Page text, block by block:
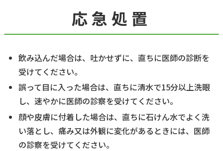
応急処置
飲み込んだ場合は、吐かせずに、直ちに医師の診断を
受けてください。
誤って目に入った場合は、直ちに清水で15分以上洗眼
し、速やかに医師の診察を受けてください。
顔や皮膚に付着した場合は、直ちに石けん水でよく洗
い落とし、痛み又は外観に変化があるときには、医師
の診察を受けてください。